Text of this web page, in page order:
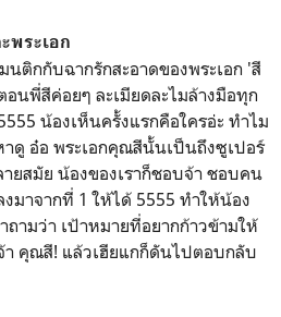
พระเอก
นติกกับฉากรักสะอาดของพระเอก 'สี
นพี่สีค่อยๆ ละเมียดละไมล้างมือทุก
น้องเห็นครั้งแรกคือใครอ่ะ ทำไม
ดู อ๋อ พระเอกคุณสีนั้นเป็นถึงซูเปอร์
ยสมัย น้องของเราก็ชอบจ้า ชอบคน
มาจากที่ 1 ให้ได้ 5555 ทำให้น้อง
ถามว่า เป้าหมายที่อยากก้าวข้ามให้
า คุณสี! แล้วเฮียแกก็ดันไปตอบกลับ